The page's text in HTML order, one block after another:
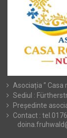
Asociația ” Casa
Sediul :
Președinte
Contact :